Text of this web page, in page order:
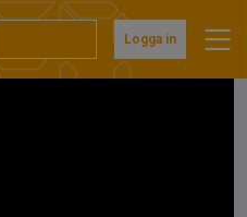
Logga in